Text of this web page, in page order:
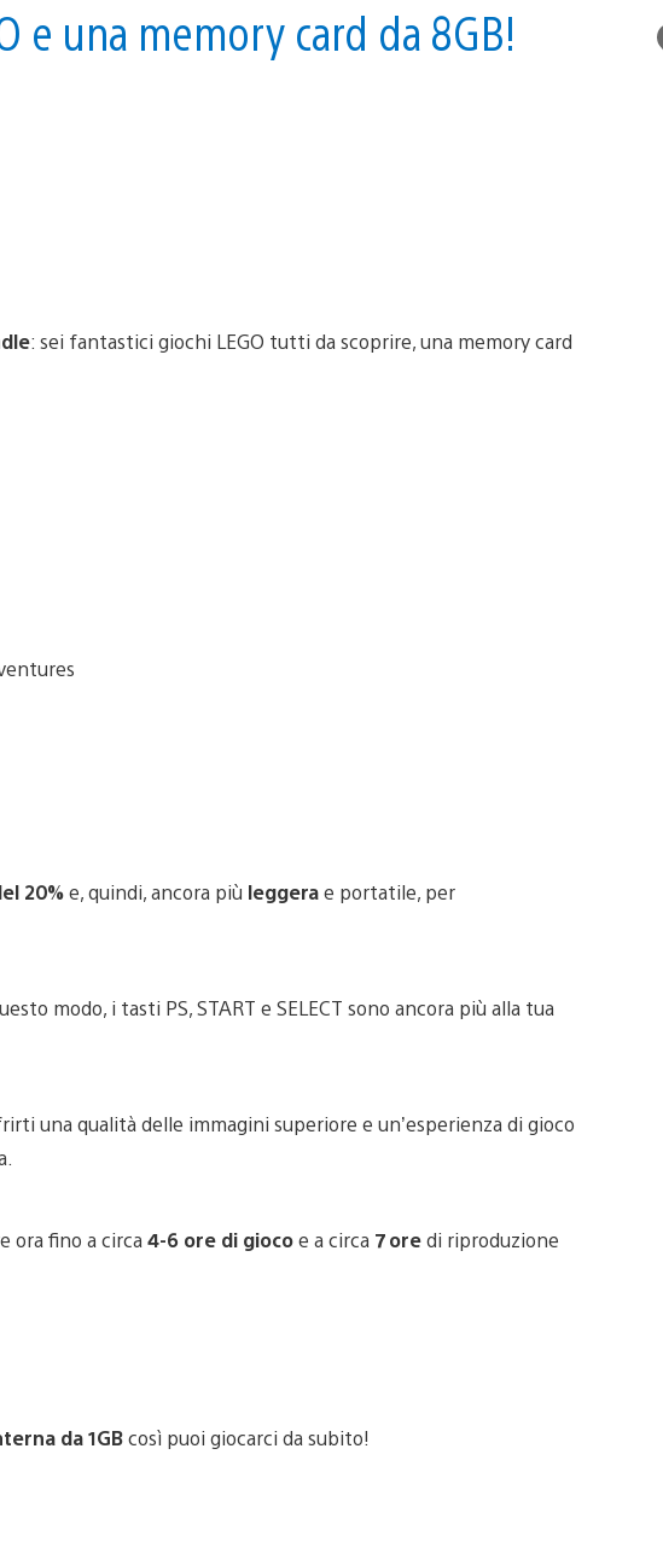
e una memory card da 8GB!
: sei fantastici giochi LEGO tutti da scoprire, una memory card
20%e, quindi, ancora più leggerae portatile, per
modo, i tasti PS, START e SELECT sono ancora più alla tua
una qualità delle immagini superiore e un’esperienza di gioco
ora fino a circa 4-6 ore di giocoe a circa 7 oredi riproduzione
da 1GBcosì puoi giocarci da subito!